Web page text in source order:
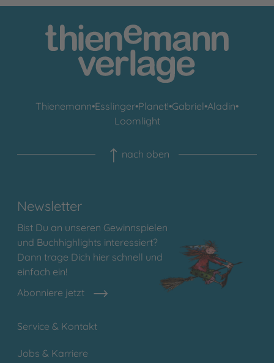
Thienemann•Esslinger•Planet!•Gabriel•Aladin•
Loomlight
nach oben
Newsletter
Bist Du an unseren Gewinnspielen
und Buchhighlights interessiert?
Dann trage Dich hier schnell und
einfach ein!
Abonniere jetzt
Service & Kontakt
Jobs & Karriere